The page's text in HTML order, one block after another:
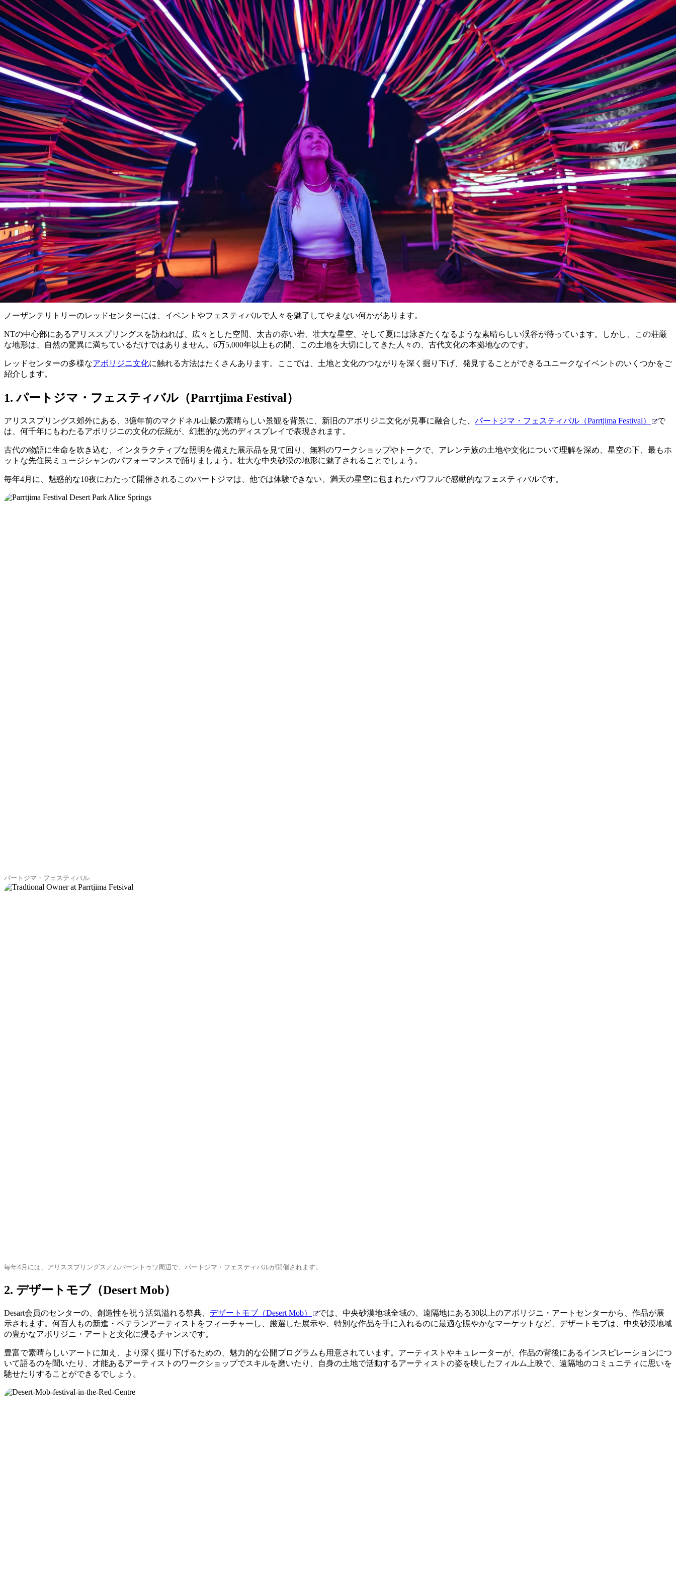
ッドセンターで人気の、アボリ
ニのカルチャー・フェスティバ
とイベント
ノーザンテリトリーのレッドセンターには、イベントやフェスティバルで人々を魅了してやまない何かがあります。
NTの中心部にあるアリススプリングスを訪ねれば、広々とした空間、太古の赤い岩、壮大な星空、そして夏には泳ぎたくなるような素晴らしい渓谷が待っています。しかし、この荘厳
な地形は、自然の驚異に満ちているだけではありません。6万5,000年以上もの間、この土地を大切にしてきた人々の、古代文化の本拠地なのです。
レッドセンターの多様なアボリジニ文化に触れる方法はたくさんあります。ここでは、土地と文化のつながりを深く掘り下げ、発見することができるユニークなイベントのいくつかをご
紹介します。
1. パートジマ・フェスティバル（Parrtjima Festival）
アリススプリングス郊外にある、3億年前のマクドネル山脈の素晴らしい景観を背景に、新旧のアボリジニ文化が見事に融合した、 パートジマ・フェスティバル（Parrtjima Festival）
で
は、何千年にもわたるアボリジニの文化の伝統が、幻想的な光のディスプレイで表現されます。
古代の物語に生命を吹き込む、インタラクティブな照明を備えた展示品を見て回り、無料のワークショップやトークで、アレンテ族の土地や文化について理解を深め、星空の下、最もホ
ットな先住民ミュージシャンのパフォーマンスで踊りましょう。壮大な中央砂漠の地形に魅了されることでしょう。
毎年4月に、魅惑的な10夜にわたって開催されるこのパートジマは、他では体験できない、満天の星空に包まれたパワフルで感動的なフェスティバルです。
パートジマ・フェスティバル.
毎年4月には、アリススプリングス／ムバーントゥワ周辺で、パートジマ・フェスティバルが開催されます。
2. デザートモブ（Desert Mob）
Desart会員のセンターの、創造性を祝う活気溢れる祭典、 デザートモブ（Desert Mob）
では、中央砂漠地域全域の、遠隔地にある30以上のアボリジニ・アートセンターから、作品が展
示されます。何百人もの新進・ベテランアーティストをフィーチャーし、厳選した展示や、特別な作品を手に入れるのに最適な賑やかなマーケットなど、デザートモブは、中央砂漠地域
の豊かなアボリジニ・アートと文化に浸るチャンスです。
豊富で素晴らしいアートに加え、より深く掘り下げるための、魅力的な公開プログラムも用意されています。アーティストやキュレーターが、作品の背後にあるインスピレーションにつ
いて語るのを聞いたり、才能あるアーティストのワークショップでスキルを磨いたり、自身の土地で活動するアーティストの姿を映したフィルム上映で、遠隔地のコミュニティに思いを
馳せたりすることができるでしょう。